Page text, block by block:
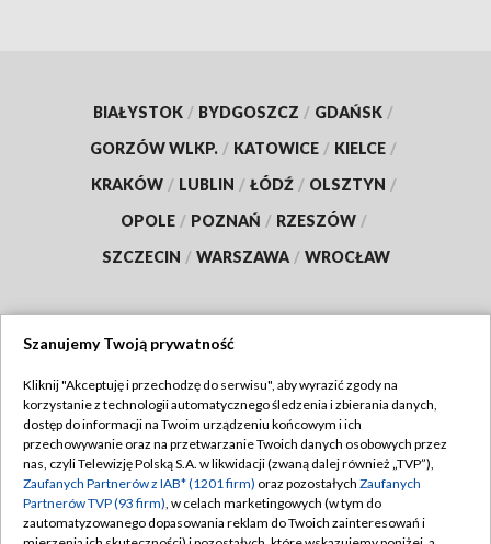
BIAŁYSTOK / BYDGOSZCZ / GDAŃSK /
GORZÓW WLKP. / KATOWICE / KIELCE /
KRAKÓW / LUBLIN / ŁÓDŹ / OLSZTYN /
OPOLE / POZNAŃ / RZESZÓW /
SZCZECIN / WARSZAWA / WROCŁAW
TVP
Abonament TVP
Emisja w TVP
Centrum informacji TVP
Regulamin TVP
Polityka prywatności
Moje zgody
Szanujemy Twoją prywatność
Kliknij "Akceptuję i przechodzę do serwisu", aby wyrazić zgody na
korzystanie z technologii automatycznego śledzenia i zbierania danych,
dostęp do informacji na Twoim urządzeniu końcowym i ich
przechowywanie oraz na przetwarzanie Twoich danych osobowych przez
nas, czyli Telewizję Polską S.A. w likwidacji (zwaną dalej również „TVP”),
Zaufanych Partnerów z IAB* (1201 firm) oraz pozostałych Zaufanych
Partnerów TVP (93 firm), w celach marketingowych (w tym do
zautomatyzowanego dopasowania reklam do Twoich zainteresowań i